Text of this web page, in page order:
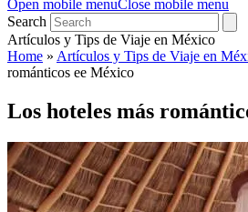
Open mobile menuClose mobile menu
Search
Artículos y Tips de Viaje en México
Home » Artículos y Tips de Viaje en
románticos ee México
Los hoteles más